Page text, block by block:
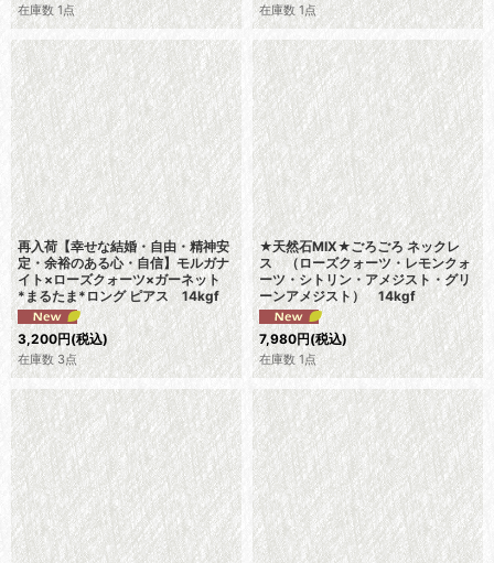
在庫数 1点 在庫数 1点
再入荷【幸せな結婚・自由・精神安
定・余裕のある心・自信】モルガナ
イト×ローズクォーツ×ガーネット
*まるたま*ロング ピアス 14kgf
3,200円(税込)
在庫数 3点
★天然石MIX★ごろごろ ネックレ
ス （ローズクォーツ・レモンクォ
ーツ・シトリン・アメジスト・グリ
ーンアメジスト） 14kgf
7,980円(税込)
在庫数 1点